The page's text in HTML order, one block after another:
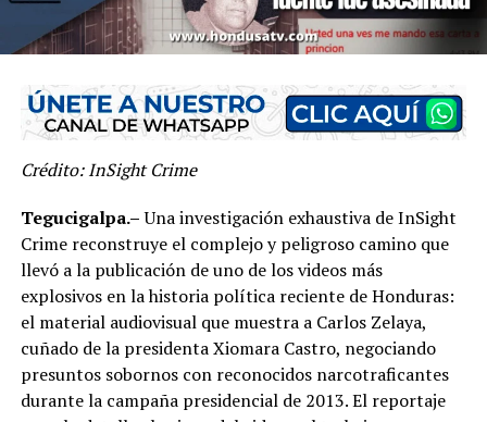
Crédito: InSight Crime
Tegucigalpa.–Una investigación exhaustiva de InSight
Crime reconstruye el complejo y peligroso camino que
llevó a la publicación de uno de los videos más
explosivos en la historia política reciente de Honduras:
el material audiovisual que muestra a Carlos Zelaya,
cuñado de la presidenta Xiomara Castro, negociando
presuntos sobornos con reconocidos narcotraficantes
durante la campaña presidencial de 2013. El reportaje